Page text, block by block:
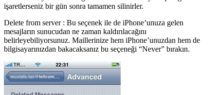
işaretlerseniz bir gün sonra tamamen silinirler.
Delete from server : Bu seçenek ile de iPhone’unuza gelen
mesajların sunucudan ne zaman kaldırılacağını
belirleyebiliyorsunuz. Maillerinize hem iPhone’unuzdan hem de
bilgisayarınızdan bakacaksanız bu seçeneği “Never” bırakın.